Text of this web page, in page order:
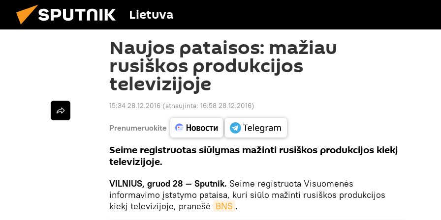
Lietuva
Naujos pataisos: mažiau
rusiškos produkcijos
televizijoje
15:34 28.12.2016 (atnaujinta: 16:58 28.12.2016)
Prenumeruokite
Seime registruotas siūlymas mažinti rusiškos produkcijos kiekį
televizijoje.
VILNIUS, gruod 28 — Sputnik. Seime registruota Visuomenės
informavimo įstatymo pataisa, kuri siūlo mažinti rusiškos produkcijos
kiekį televizijoje, pranešė BNS .